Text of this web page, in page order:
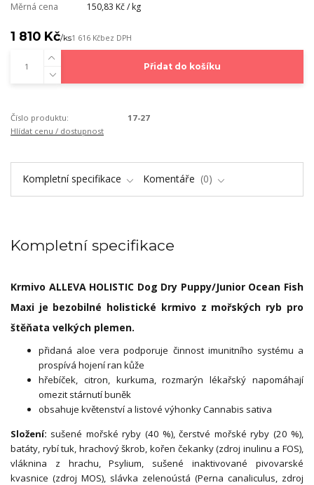
Měrná cena
150,83 Kč / kg
1 810 Kč/ks1 616 Kčbez DPH
Přidat do košíku
Číslo produktu:
17-27
Hlídat cenu / dostupnost
Kompletní specifikace Komentáře 0
Kompletní specifikace
Krmivo ALLEVA HOLISTIC Dog Dry Puppy/Junior Ocean Fish
Maxi je bezobilné holistické krmivo z mořských ryb pro
štěňata velkých plemen.
přidaná aloe vera podporuje činnost imunitního systému a
prospívá hojení ran kůže
hřebíček, citron, kurkuma, rozmarýn lékařský napomáhají
omezit stárnutí buněk
obsahuje květenství a listové výhonky Cannabis sativa
Složení: sušené mořské ryby (40 %), čerstvé mořské ryby (20 %),
batáty, rybí tuk, hrachový škrob, kořen čekanky (zdroj inulinu a FOS),
vláknina z hrachu, Psylium, sušené inaktivované pivovarské
kvasnice (zdroj MOS), slávka zelenoústá (Perna canaliculus, zdroj